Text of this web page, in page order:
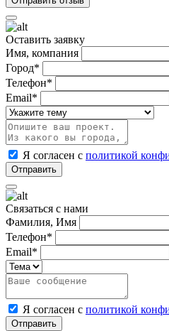
Оставить заявку
Имя, компания
Город*
Телефон*
Email*
Я согласен с политикой
Связаться с нами
Фамилия, Имя
Телефон*
Email*
Я согласен с политикой